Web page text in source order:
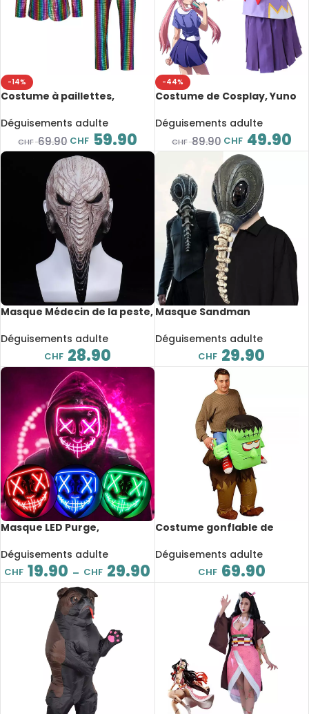
-14%
Costume à paillettes,
pantalon de fête
Déguisements adulte
CHF69.90 CHF 59.90
-44%
Costume de Cosplay, Yuno
déguisement complet
Déguisements adulte
CHF89.90 CHF 49.90
Masque Médecin de la peste,
Déguisements adulte
CHF 28.90
Masque Sandman
déguisement halloween
Déguisements adulte
CHF 29.90
Masque LED Purge,
lumineux
Déguisements adulte
CHF 19.90 – CHF 29.90
Costume gonflable de
Déguisements adulte
CHF 69.90